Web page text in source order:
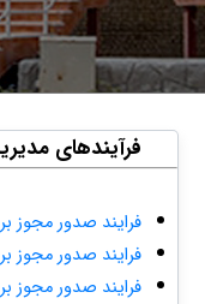
فرآیندهای
فرایند صدور مجوز
فرایند صدور مجوز
فرایند صدور مجوز